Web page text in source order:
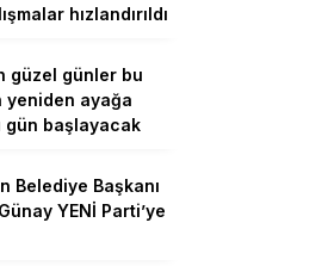
hızlandırıldı
güzel günler bu
yeniden ayağa
gün başlayacak
Belediye Başkanı
YENİ Parti’ye